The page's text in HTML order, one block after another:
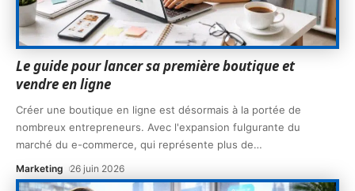
Le guide pour lancer sa première boutique et
vendre en ligne
Créer une boutique en ligne est désormais à la portée de
nombreux entrepreneurs. Avec l'expansion fulgurante du
marché du e-commerce, qui représente plus de…
Marketing 26 juin 2026